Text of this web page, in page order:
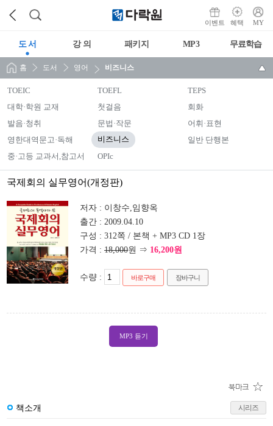
이벤트 혜택 MY
도 서 강 의 패키지 MP3 무료학습
홈 도서 영어 비즈니스
TOEIC TOEFL
TEPS
대학·학원 교재
첫걸음
회화
발음·청취
문법·작문
어휘·표현
영한대역문고·독해
비즈니스
일반 단행본
중·고등 교과서,참고서
OPIc
국제회의 실무영어(개정판)
저자 : 이창수,임향옥
출간 : 2009.04.10
구성 : 312쪽 / 본책 + MP3 CD 1장
가격 : 18,000원 ⇒ 16,200원
수량 : 바로구매 장바구니
MP3 듣기
책소개 시리즈